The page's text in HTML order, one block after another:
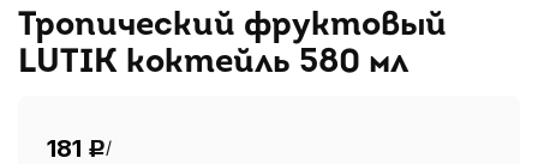
Тропический фруктовый
LUTIK коктейль 580 мл
181 Р/